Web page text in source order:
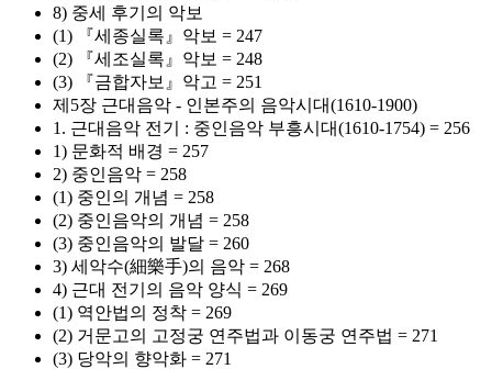
8) 중세 후기의 악보
(1) 『세종실록』악보 = 247
(2) 『세조실록』악보 = 248
(3) 『금합자보』악고 = 251
제5장 근대음악 - 인본주의 음악시대(1610-1900)
1. 근대음악 전기 : 중인음악 부흥시대(1610-1754) = 256
1) 문화적 배경 = 257
2) 중인음악 = 258
(1) 중인의 개념 = 258
(2) 중인음악의 개념 = 258
(3) 중인음악의 발달 = 260
3) 세악수(細樂手)의 음악 = 268
4) 근대 전기의 음악 양식 = 269
(1) 역안법의 정착 = 269
(2) 거문고의 고정궁 연주법과 이동궁 연주법 = 271
(3) 당악의 향악화 = 271